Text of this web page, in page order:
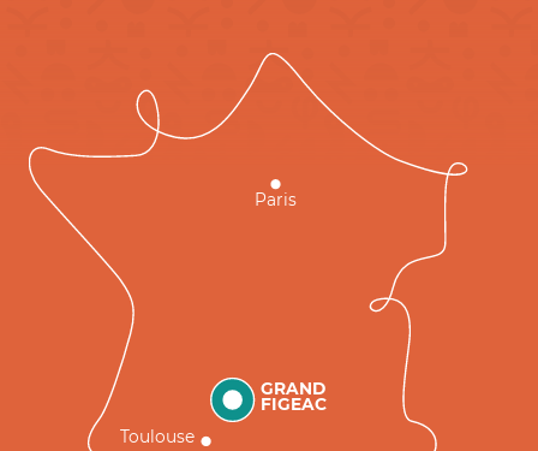
GRAND
FIGEAC
Toulouse
Paris